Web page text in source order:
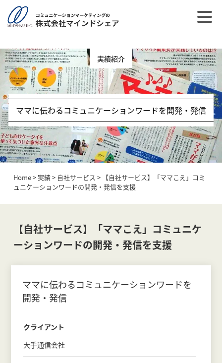
post_type = post
実績紹介
ママに伝わるコミュニケーションワードを開発・発信
Home>実績> 自社サービス > 【自社サービス】「ママこえ」コミ
ュニケーションワードの開発・発信を支援
【自社サービス】「ママこえ」コミュニケ
ーションワードの開発・発信を支援
ママに伝わるコミュニケーションワードを
開発・発信
クライアント
大手通信会社